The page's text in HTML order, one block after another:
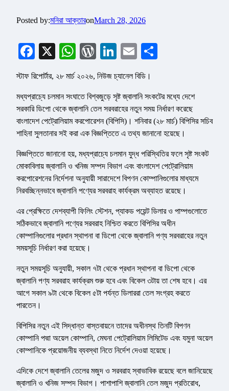
Posted by:মনিরা আক্তারonMarch 28, 2026
Facebook
X WhatsApp
WordPress
LinkedIn
Email
স্টাফ রিপোর্টার, ২৮ মার্চ ২০২৬, নিউজ চ্যানেল বিডি।
মধ্যপ্রাচ্যে চলমান সংঘাতে বিশ্বজুড়ে সৃষ্ট জ্বালানি সংকটের মধ্যে দেশে
সরকারি ডিপো থেকে জ্বালানি তেল সরবরাহের নতুন সময় নির্ধারণ করেছে
বাংলাদেশ পেট্রোলিয়াম করপোরেশন (বিপিসি)। শনিবার (২৮ মার্চ) বিপিসির সচিব
শাহিনা সুলতানার সই করা এক বিজ্ঞপ্তিতে এ তথ্য জানানো হয়েছে।
বিজ্ঞপ্তিতে জানানো হয়, মধ্যপ্রাচ্যে চলমান যুদ্ধ পরিস্থিতির ফলে সৃষ্ট সংকট
মোকাবিলায় জ্বালানি ও খনিজ সম্পদ বিভাগ এবং বাংলাদেশ পেট্রোলিয়াম
করপোরেশনের নির্দেশনা অনুযায়ী সারাদেশে বিপণন কোম্পানিগুলোর মাধ্যমে
নিরবচ্ছিন্নভাবে জ্বালানি পণ্যের সরবরাহ কার্যক্রম অব্যাহত রয়েছে।
এর প্রেক্ষিতে দেশব্যাপী ফিলিং স্টেশন, প্যাকড পয়েন্ট ডিলার ও পাম্পগুলোতে
সঠিকভাবে জ্বালানি পণ্যের সরবরাহ নিশ্চিত করতে বিপিসির অধীন
কোম্পানিগুলোর প্রধান স্থাপনা বা ডিপো থেকে জ্বালানি পণ্য সরবরাহের নতুন
সময়সূচি নির্ধারণ করা হয়েছে।
নতুন সময়সূচি অনুযায়ী, সকাল ৭টা থেকে প্রধান স্থাপনা বা ডিপো থেকে
জ্বালানি পণ্য সরবরাহ কার্যক্রম শুরু হবে এবং বিকেল ৩টায় তা শেষ হবে। এর
আগে সকাল ৯টা থেকে বিকেল ৫টা পর্যন্ত ডিলাররা তেল সংগ্রহ করতে
পারতেন।
বিপিসির নতুন এই সিদ্ধান্ত বাস্তবায়নে তাদের অধীনস্থ তিনটি বিপণন
কোম্পানি পদ্মা অয়েল কোম্পানি, মেঘনা পেট্রোলিয়াম লিমিটেড এবং যমুনা অয়েল
কোম্পানিকে প্রয়োজনীয় ব্যবস্থা নিতে নির্দেশ দেওয়া হয়েছে।
এদিকে দেশে জ্বালানি তেলের মজুদ ও সরবরাহ স্বাভাবিক রয়েছে বলে জানিয়েছে
জ্বালানি ও খনিজ সম্পদ বিভাগ। পাশাপাশি জ্বালানি তেল মজুদ প্রতিরোধ,